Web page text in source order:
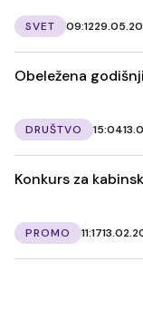
SVET 09:12
Obeležena
DRUŠTVO 15:04
Konkurs za
PROMO 11:17